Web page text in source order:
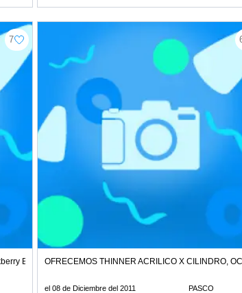
7
Bold torch 9900 /
OFRECEMOS THINNER ACRILICO X CILINDRO,
el 08 de Diciembre del 2011 PASCO